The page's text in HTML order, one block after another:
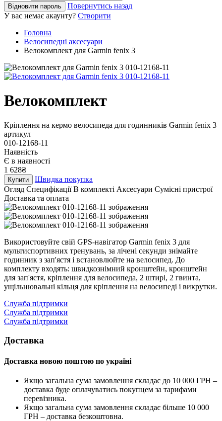
Відновити пароль
Повернутись назад
У вас немає акаунту? Створити
Головна
Велосипедні аксесуари
Велокомплект для Garmin fenix 3
Велокомплект
Кріплення на кермо велосипеда для годинників Garmin fenix 3
артикул
010-12168-11
Наявність
Є в наявності
1 628₴
Купити
Швидка покупка
Огляд Специфікації В комплекті Аксесуари Сумісні пристрої
Доставка та оплата
Використовуйте свій GPS-навігатор Garmin fenix 3 для
мультиспортивних тренувань, за лічені секунди знімайте
годинник з зап'ястя і встановлюйте на велосипед. До
комплекту входять: швидкознімний кронштейн, кронштейн
для зап'ястя, кріплення для велосипеда, 2 штирі, 2 гвинта,
ущільнювальні кільця для кріплення на велосипеді і викрутки.
Служба підтримки
Служба підтримки
Служба підтримки
Доставка
Доставка новою поштою по україні
Якщо загальна сума замовлення складає до 10 000 ГРН –
доставка буде оплачуватись покупцем за тарифами
перевізника.
Якщо загальна сума замовлення складає більше 10 000
ГРН – доставка безкоштовна.